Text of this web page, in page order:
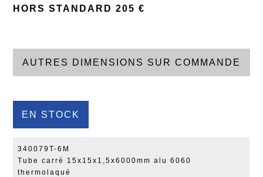
HORS STANDARD 205 €
AUTRES DIMENSIONS SUR COMMANDE
EN STOCK
340079T-6M
Tube carré 15x15x1,5x6000mm alu 6060
thermolaqué